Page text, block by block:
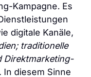
Kampagne. Es
digitale Kanäle,
traditionelle
Direktmarketing-
In diesem Sinne